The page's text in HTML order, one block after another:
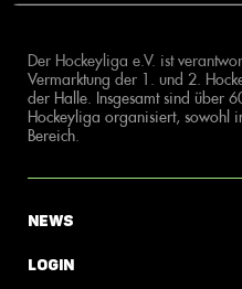
Der Hockeyliga e.V. ist
Vermarktung der 1. und 2.
der Halle. Insgesamt sind über
Hockeyliga organisiert, sowohl
Bereich.
News
Login